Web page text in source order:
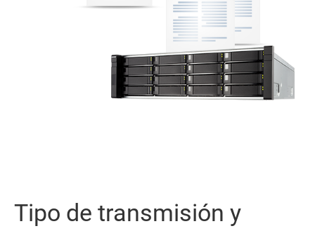
Tipo de transmisión y